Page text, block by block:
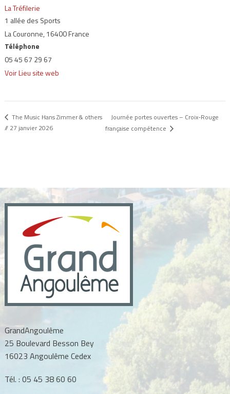
La Tréfilerie
1 allée des Sports
La Couronne,16400France
Téléphone
05 45 67 29 67
Voir Lieu site web
The Music Hans Zimmer & others
// 27 janvier 2026
Journée portes ouvertes – Croix-Rouge
française compétence
GrandAngoulême
25 Boulevard Besson Bey
16023 Angoulême Cedex
Tél. : 05 45 38 60 60